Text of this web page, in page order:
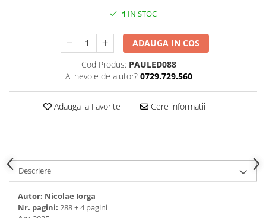
Capital
Evenimentul Istoric
1 IN STOC
ADAUGA IN COS
Cod Produs: PAULED088
Ai nevoie de ajutor? 0729.729.560
Adauga la Favorite Cere informatii
Descriere
Autor: Nicolae Iorga
Nr. pagini: 288 + 4 pagini